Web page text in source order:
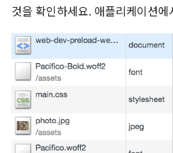
것을 확인하세요. 애플리케이션